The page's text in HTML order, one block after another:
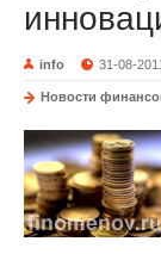
info 31-08-
Новости